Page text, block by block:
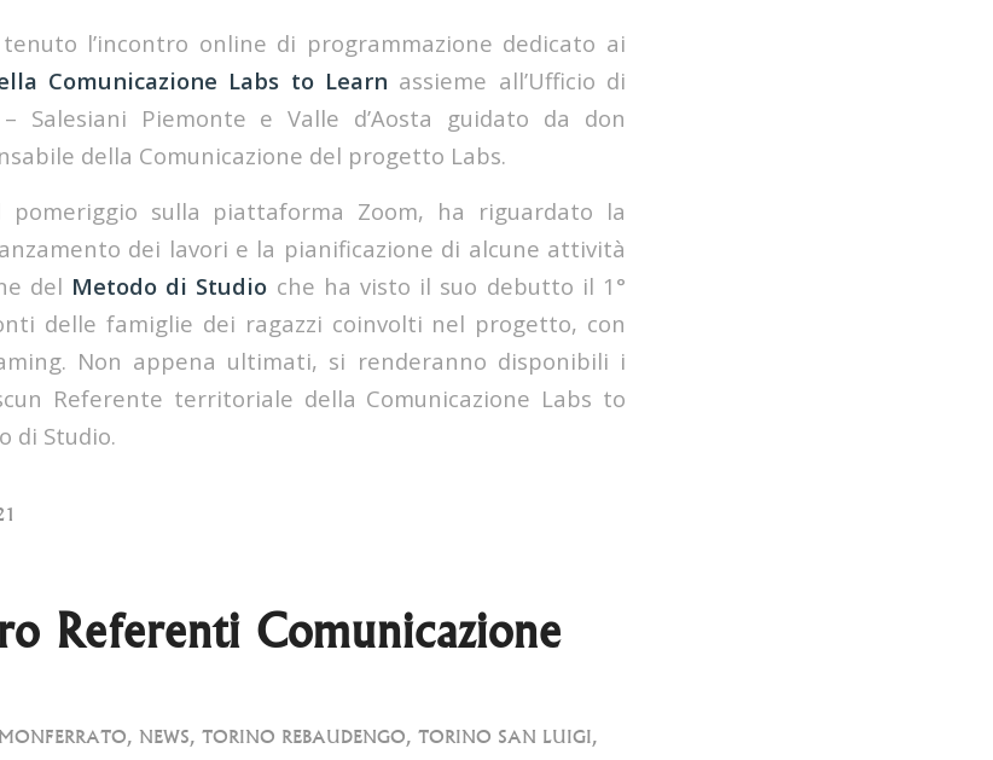
l’incontro online di programmazione dedicato ai
Comunicazione Labs to Learn assieme all’Ufficio di
– Salesiani Piemonte e Valle d’Aosta guidato da don
della Comunicazione del progetto Labs.
pomeriggio sulla piattaforma Zoom, ha riguardato la
dei lavori e la pianificazione di alcune attività
del Metodo di Studio che ha visto il suo debutto il 1°
delle famiglie dei ragazzi coinvolti nel progetto, con
Non appena ultimati, si renderanno disponibili i
Referente territoriale della Comunicazione Labs to
di Studio.
Referenti Comunicazione
, NEWS, TORINO REBAUDENGO, TORINO SAN LUIGI,